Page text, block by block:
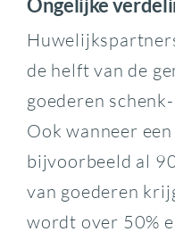
Ongelijke
de helft van de
goederen
Ook wanneer
bijvoorbeeld al
van goederen
wordt over 50%